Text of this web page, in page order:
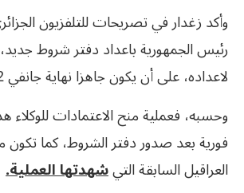
وأكد زغدار في تصريحات للتلفزيون
رئيس الجمهورية باعداد دفتر شروط
لاعداده، على أن يكون جاهزا نهاية جانفي 2022.
وحسبه، فعملية منح الاعتمادات للوكلاء
فورية بعد صدور دفتر الشروط، كما تكون
العراقيل السابقة التيشهدتها العملية.